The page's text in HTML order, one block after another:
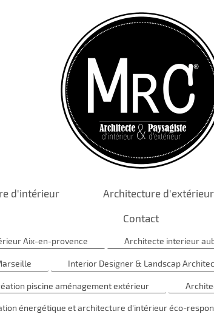
d'intérieur Architecture d'extérieur
Contact
Aix-en-provence Architecte interieur
Interior Designer & Landscap
piscine aménagement extérieur
énergétique et architecture d'intérieur éco-